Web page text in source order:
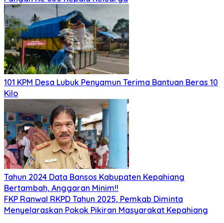
101 KPM Desa Lubuk Penyamun Terima Bantuan Beras 10
Kilo
Tahun 2024 Data Bansos Kabupaten Kepahiang
Bertambah, Anggaran Minim!!
FKP Ranwal RKPD Tahun 2025, Pemkab Diminta
Menyelaraskan Pokok Pikiran Masyarakat Kepahiang